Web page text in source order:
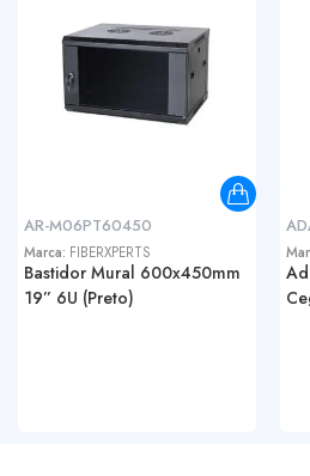
AR-M06PT60450
Marca: FIBERXPERTS
Bastidor Mural 600x450mm
19” 6U (Preto)